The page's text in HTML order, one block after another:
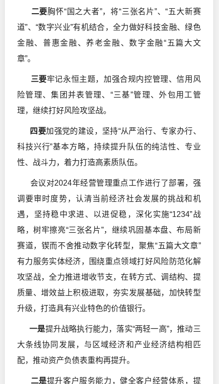
二要胸怀“国之大者”，将“三张名片”、“五大新赛
道”、“数字兴业”有机结合，全力做好科技金融、绿色
金融、普惠金融、养老金融、数字金融“五篇大文
章”。
三要牢记永恒主题，加强合规内控管理、信用风
险管理、集团并表管理、“三基”管理、外包用工管
理，继续打好风险攻坚战。
四要加强党的建设，坚持“从严治行、专家办行、
科技兴行”基本方略，持续提升队伍的纯洁性、专业
性、战斗力，着力打造高素质队伍。
会议对2024年经营管理重点工作进行了部署，强
调要审时度势，认清当前经济社会发展的挑战和机
遇，坚持稳中求进、以进促稳，深化实施“1234”战
略，树牢擦亮“三张名片”，继续巩固基本盘、布局新
赛道，锲而不舍推动数字化转型，聚焦“五篇大文章”
有力服务实体经济，围绕重点领域打好风险防范化解
攻坚战，全力推进增收节支，在转方式、调结构、提
质量、增效益上积极进取，夯实发展基础，加快转型
升级，打造具有兴业特色的价值银行。
一是提升战略执行能力，落实“两轻一高”，推动三
大条线协同发展，与区域经济和产业经济结构相匹
配，推动资产负债表重构再提升。
二是提升客户服务能力，健全客户经营体系，提